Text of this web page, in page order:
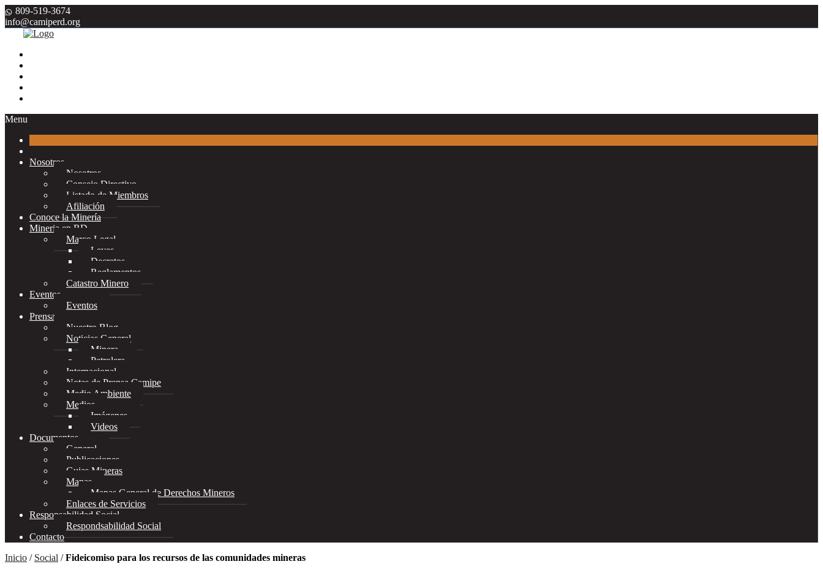
809-519-3674
info@camiperd.org
Menu
Nosotros
Nosotros
Consejo Directivo
Listado de Miembros
Afiliación
Conoce la Minería
Mineria en RD
Marco Legal
Leyes
Decretos
Reglamentos
Catastro Minero
Eventos
Eventos
Prensa
Nuestro Blog
Noticias General
Minera
Petrolera
Internacional
Notas de Prensa Camipe
Medio Ambiente
Medios
Imágenes
Videos
Documentos
General
Publicaciones
Guias Mineras
Mapas
Mapas General de Derechos Mineros
Enlaces de Servicios
Responsabilidad Social
Respondsabilidad Social
Contacto
Inicio / Social /Fideicomiso para los recursos de las comunidades mineras